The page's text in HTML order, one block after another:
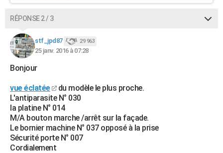
RÉPONSE 2 / 3
stf_jpd87 29 963
25 janv. 2016 à 07:28
Bonjour
vue éclatée
du modèle le plus proche.
L'antiparasite N° 030
la platine N° 014
M/A bouton marche /arrêt sur la façade.
Le bornier machine N° 037 opposé à la prise
Sécurité porte N° 007
Cordialement